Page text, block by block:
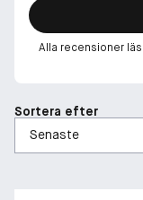
Alla recensioner
Sortera efter